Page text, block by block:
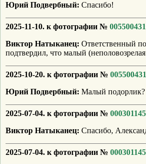
Юрий Подвербный: Спасибо!
2025-11-10. к фотографии №
Виктор Натыканец: Ответственный
подтвердил, что малый
2025-10-20. к фотографии №
Юрий Подвербный: Малый подорлик?
2025-07-04. к фотографии №
Виктор Натыканец: Спасибо,
2025-07-04. к фотографии №